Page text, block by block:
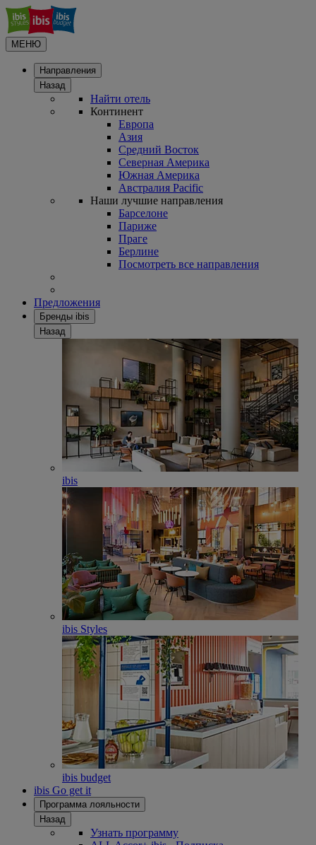
МЕНЮ
Направления
Назад
Найти отель
Континент
Европа
Азия
Средний Восток
Северная Америка
Южная Америка
Австралия Pacific
Наши лучшие направления
Барселоне
Париже
Праге
Берлине
Посмотреть все направления
Предложения
Бренды ibis
Назад
ibis
ibis Styles
ibis budget
ibis Go get it
Программа лояльности
Назад
Узнать программу